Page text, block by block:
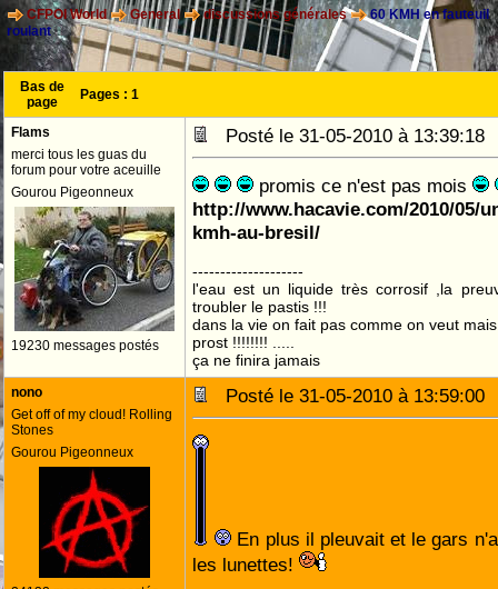
CFPOI World General discussions générales
60 KMH en fauteuil
roulant
Bas de
page
Pages : 1
Flams
merci tous les guas du
forum pour votre aceuille
Gourou Pigeonneux
19230 messages postés
Posté le 31-05-2010 à
promis ce n'est pas mois
http://www.hacavie.com/2010/05/
kmh-au-bresil/
--------------------
l'eau est un liquide très corrosif ,la
troubler le pastis !!!
dans la vie on fait pas comme on veut
prost !!!!!!!! .....
ça ne finira jamais
nono
Get off of my cloud! Rolling
Stones
Gourou Pigeonneux
Posté le 31-05-2010 à
En plus il pleuvait et le gars
les lunettes!